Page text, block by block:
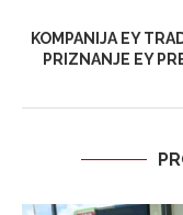
KOMPANIJA EY
PRIZNANJE EY